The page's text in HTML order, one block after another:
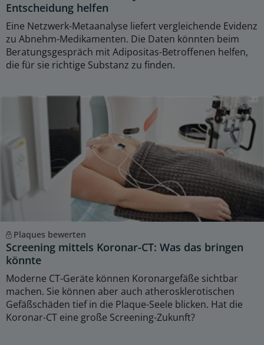
Entscheidung helfen
Eine Netzwerk-Metaanalyse liefert vergleichende Evidenz
zu Abnehm-Medikamenten. Die Daten könnten beim
Beratungsgespräch mit Adipositas-Betroffenen helfen,
die für sie richtige Substanz zu finden.
Plaques bewerten
Screening mittels Koronar-CT: Was das bringen
könnte
Moderne CT-Geräte können Koronargefäße sichtbar
machen. Sie können aber auch atherosklerotischen
Gefäßschäden tief in die Plaque-Seele blicken. Hat die
Koronar-CT eine große Screening-Zukunft?